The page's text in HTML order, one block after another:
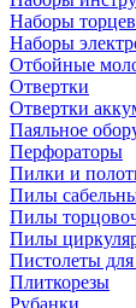
Наборы
Наборы
Отбойные
Отвертки
Отвертки
Паяльное
Перфораторы
Пилки и
Пилы
Пилы
Пилы
Пистолеты для
Плиткорезы
Рубанки